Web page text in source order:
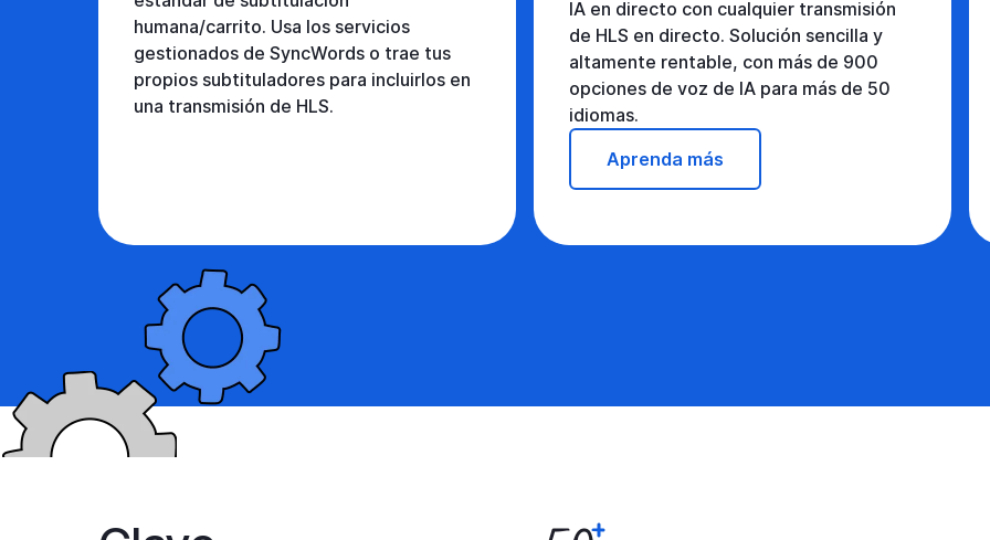
humana/carrito. Usa los servicios
gestionados de SyncWords o trae tus
propios subtituladores para incluirlos en
una transmisión de HLS.
IA en directo con cualquier transmisión
de HLS en directo. Solución sencilla y
altamente rentable, con más de 900
opciones de voz de IA para más de 50
idiomas.
Aprenda más